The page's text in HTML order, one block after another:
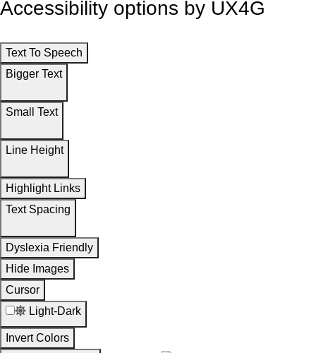
Accessibility options by UX4G
Text To Speech
Bigger Text
Small Text
Line Height
Highlight Links
Text Spacing
Dyslexia Friendly
Hide Images
Cursor
Light-Dark
Invert Colors